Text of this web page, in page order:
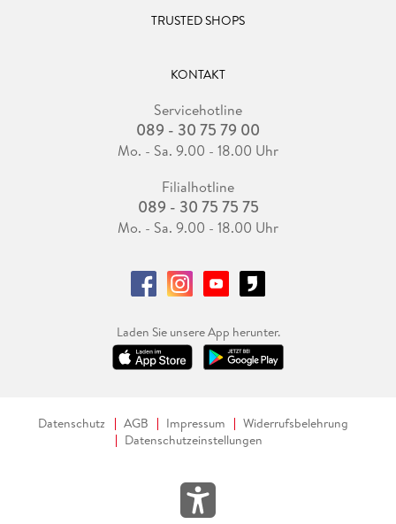
TRUSTED SHOPS
KONTAKT
Servicehotline
089 - 30 75 79 00
Mo. - Sa. 9.00 - 18.00 Uhr
Filialhotline
089 - 30 75 75 75
Mo. - Sa. 9.00 - 18.00 Uhr
Laden Sie unsere App herunter.
Datenschutz AGB Impressum
Widerrufsbelehrung
Datenschutzeinstellungen